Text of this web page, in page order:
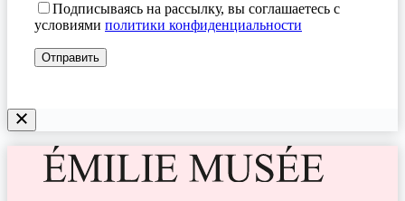
Подписываясь на рассылку, вы соглашаетесь с
условиями политики конфиденциальности